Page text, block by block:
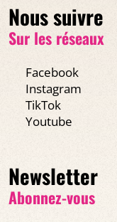
Nous suivre
Sur les réseaux
Facebook
Instagram
TikTok
Youtube
Newsletter
Abonnez-vous